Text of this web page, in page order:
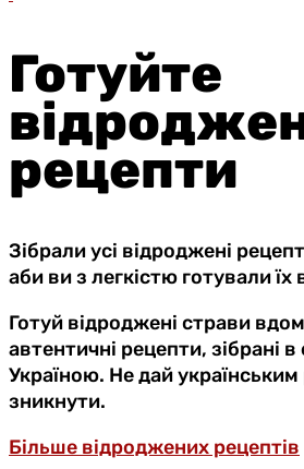
Готуйте
рецепти
Зібрали усі відроджені
аби ви з легкістю готували їх
Готуй відроджені страви
автентичні рецепти, зібрані в
Україною. Не дай
зникнути.
Більше відроджених рецептів